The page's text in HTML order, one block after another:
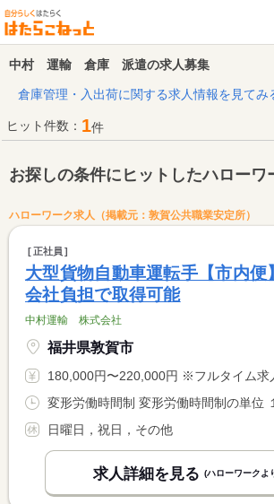
中村 運輸 倉庫 派遣の求人募集
倉庫管理・入出荷に関する求人情報を見てみ
ヒット件数： 1件
お探しの条件にヒットしたハローワ
ハローワーク求人（掲載元：敦賀公共職業安定所）
正社員
大型貨物自動車運転手【市内便
会社負担で取得可能
中村運輸 株式会社
福井県敦賀市
180,000円〜220,000円 ※フルタイム求人の場合は月額（換算額）、パート求人の場合
日曜日，祝日，その他
求人詳細を見る (ハローワークよ